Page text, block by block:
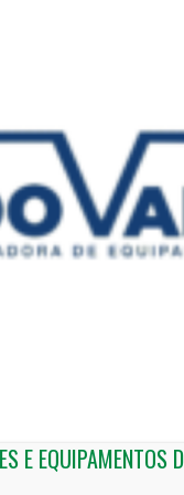
E EQUIPAMENTOS